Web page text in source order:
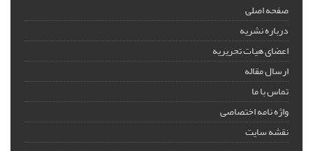
صفحه اصلی
درباره نشریه
اعضای هیات تحریریه
ارسال مقاله
تماس با ما
واژه نامه اختصاصی
نقشه سایت